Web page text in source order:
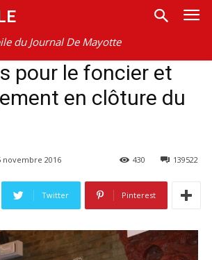
du Journal De Mayotte
pour le foncier et
en clôture du
novembre 2016 139522
430
Twitter Pinterest